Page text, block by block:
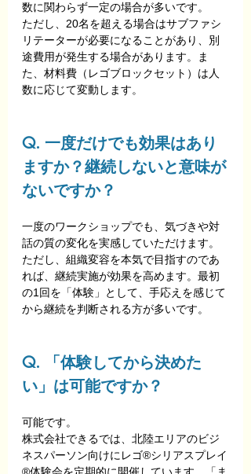
数に関わらず一定の場合が多いです。
ただし、20名を超える場合はサブファシ
リテーターが必要になることがあり、別
途費用が発生する場合があります。ま
た、材料費（レゴブロックセット）は人
数に応じて変動します。
Q. 一度だけでも効果はあり
ますか？継続しないと意味が
ないですか？
一度のワークショップでも、気づきや対
話の質の変化を実感していただけます。
ただし、組織変容を本気で目指すのであ
れば、継続実施が効果を高めます。最初
の1回を「体験」として、手応えを感じて
から継続を判断される方が多いです。
Q. 「体験してから決めた
い」は可能ですか？
可能です。
株式会社できるでは、北陸エリアのビジ
ネスパーソン向けにレゴ®シリアスプレイ